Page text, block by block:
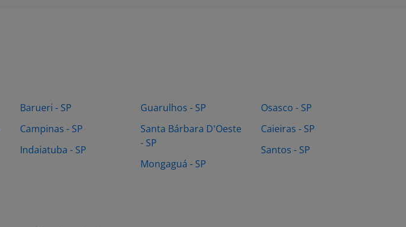
Barueri - SP
Campinas - SP
Indaiatuba - SP
Guarulhos - SP
Santa Bárbara D'Oeste
- SP
Mongaguá - SP
Osasco - SP
Caieiras - SP
Santos - SP